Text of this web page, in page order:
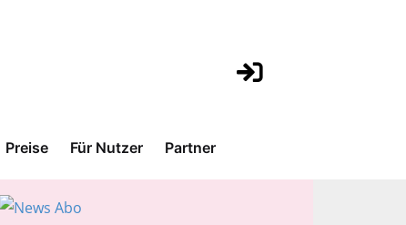
Preise Für Nutzer Partner